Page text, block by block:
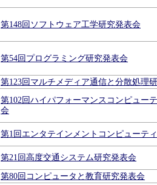
第148回ソフトウェア工学研究発表会
第54回プログラミング研究発表会
第123回マルチメディア通信と分散処理
第102回ハイパフォーマンスコンピュー
会
第1回エンタテインメントコンピューテ
第21回高度交通システム研究発表会
第80回コンピュータと教育研究発表会